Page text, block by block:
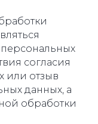
согласия
или отзыв
данных, а
обработки